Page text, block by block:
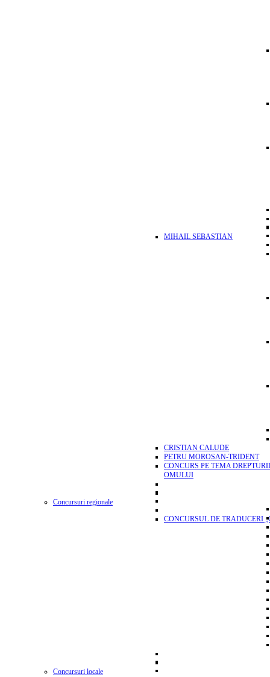
MIHAIL SEBASTIAN
CRISTIAN CALUDE
PETRU MOROSAN-TRIDENT
CONCURS PE TEMA
OMULUI
Concursuri regionale
CONCURSUL DE TRADUCERI
Concursuri locale